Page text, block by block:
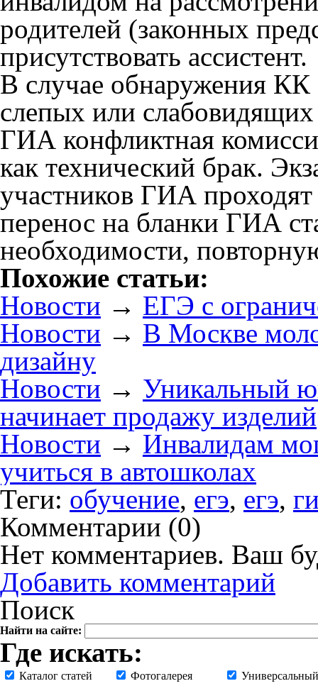
родителей (законных
присутствовать ассистент.
В случае обнаружения КК
слепых или
ГИА конфликтная
как технический брак.
участников ГИА
перенос на бланки ГИА
необходимости,
Похожие статьи:
Новости → ЕГЭ с
Новости → В Москве
дизайну
Новости → Уникальный
начинает продажу изделий
Новости → Инвалидам
учиться в автошколах
Теги: обучение, егэ, егэ,
Комментарии (0)
Нет комментариев. Ваш
Добавить комментарий
Поиск
Найти на сайте:
Где искать:
Каталог статей Фотогалерея